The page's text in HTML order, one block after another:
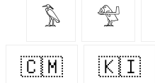
𓅣 𓅵
🇨🇲 🇰🇮